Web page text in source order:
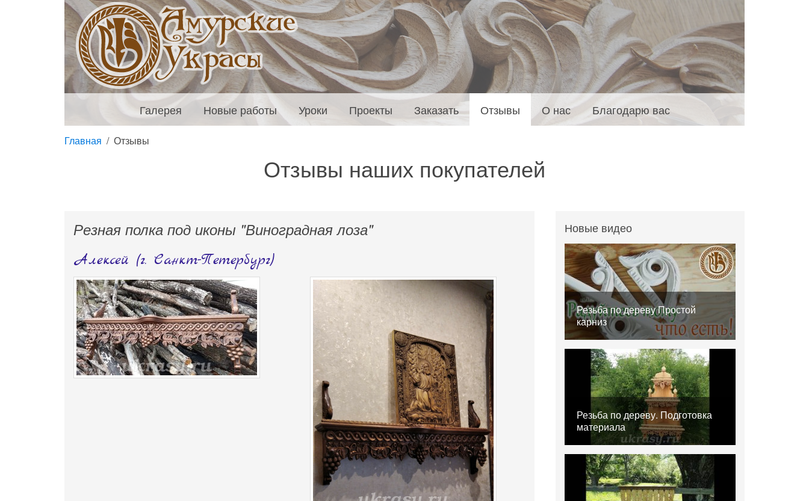
Галерея Новые работы Уроки Проекты Заказать Отзывы О нас Благодарю вас
Главная Отзывы
Отзывы наших покупателей
Резная полка под иконы "Виноградная лоза"
Алексей (г. Санкт-Петербург)
Новые видео
Резьба по дереву Простой
карниз
Резьба по дереву. Подготовка
материала